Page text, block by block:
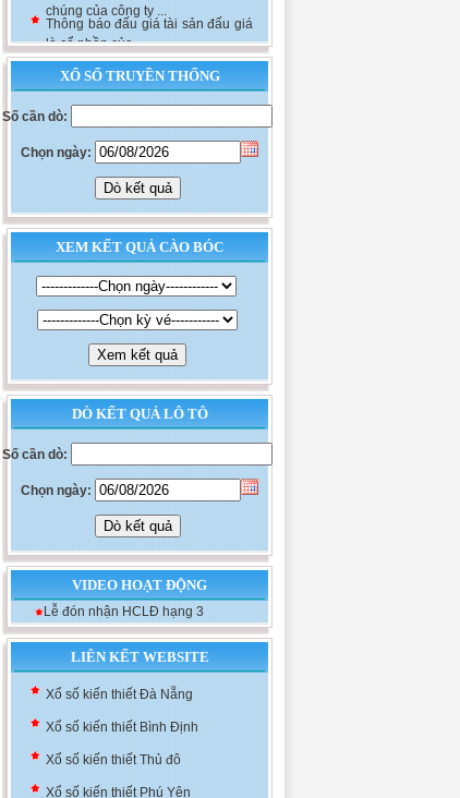
chúng của công ty ...
Thông báo đấu giá tài sản đấu giá
là cổ phần của ...
XỔ SỐ TRUYỀN THỐNG
Số cần dò:
Chọn ngày:
XEM KẾT QUẢ CÀO BÓC
DÒ KẾT QUẢ LÔ TÔ
Số cần dò:
Chọn ngày:
VIDEO HOẠT ĐỘNG
Lễ đón nhận HCLĐ hạng 3
LIÊN KẾT WEBSITE
Xổ số kiến thiết Khánh Hòa
Xổ số kiến thiết Đà Nẵng
Xổ số kiến thiết Bình Định
Xổ số kiến thiết Thủ đô
Xổ số kiến thiết Phú Yên